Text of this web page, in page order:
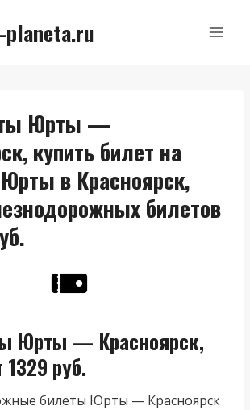
planeta.ru
Юрты —
купить билет на
в Красноярск,
билетов
Юрты — Красноярск,
1329 руб.
билеты Юрты — Красноярск